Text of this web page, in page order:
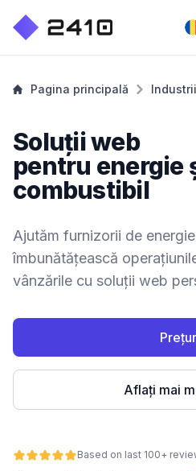
Pagina principală Industrii
Soluții web
pentru energie
combustibil
Ajutăm furnizorii de
îmbunătățească
vânzările cu soluții web
Aflați mai
Based on last 100+